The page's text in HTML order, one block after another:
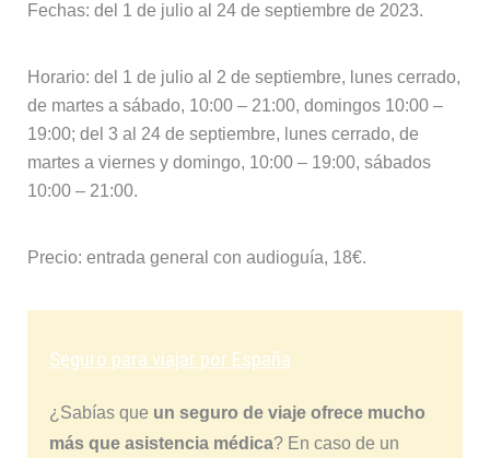
Fechas: del 1 de julio al 24 de septiembre de 2023.
Horario: del 1 de julio al 2 de septiembre, lunes cerrado,
de martes a sábado, 10:00 – 21:00, domingos 10:00 –
19:00; del 3 al 24 de septiembre, lunes cerrado, de
martes a viernes y domingo, 10:00 – 19:00, sábados
10:00 – 21:00.
Precio: entrada general con audioguía, 18€.
Seguro para viajar por España
¿Sabías que un seguro de viaje ofrece mucho
más que asistencia médica? En caso de un